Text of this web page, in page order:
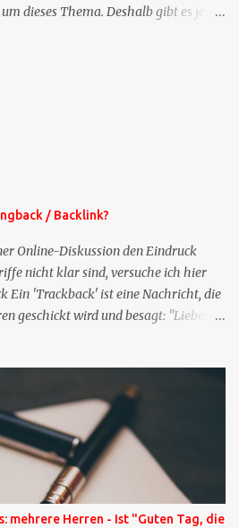
dieses Thema. Deshalb gibt es jetzt
weitere Folge. Die Startsequenz ist 16
/ Backlink?
Online-Diskussion den Eindruck
nicht klar sind, versuche ich hier
Ein 'Trackback' ist eine Nachricht, die
geschickt wird und besagt: "Lieber
sagen hatte." Diese
in dem 'mein' Blog an die
einen 'Ping' schickt, d.h. ein paar
Eintrags, Kurzzitat meines
nichts Anderes tun, als die
meines Beitrags in ein bestimmtes
mehrere Herren - Ist "Guten Tag, die